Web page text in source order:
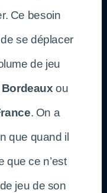
Ce besoin
se déplacer
de jeu
Bordeauxou
. On a
que quand il
que ce n’est
jeu de son